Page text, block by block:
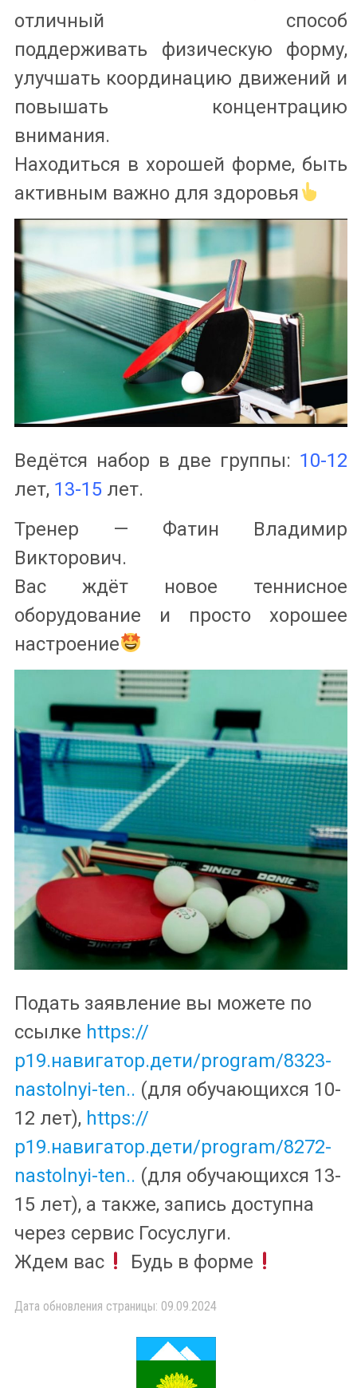
отличный способ
поддерживать физическую форму,
улучшать координацию движений и
повышать концентрацию
внимания.
Находиться в хорошей форме, быть
активным важно для здоровья
Ведётся набор в две группы: 10-12
лет, 13-15 лет.
Тренер — Фатин Владимир
Викторович.
Вас ждёт новое теннисное
оборудование и просто хорошее
настроение
Подать заявление вы можете по
ссылке https://
р19.навигатор.дети/program/8323-
nastolnyi-ten.. (для обучающихся 10-
12 лет), https://
р19.навигатор.дети/program/8272-
nastolnyi-ten.. (для обучающихся 13-
15 лет), а также, запись доступна
через сервис Госуслуги.
Ждем вас
Будь в форме
Дата обновления страницы: 09.09.2024